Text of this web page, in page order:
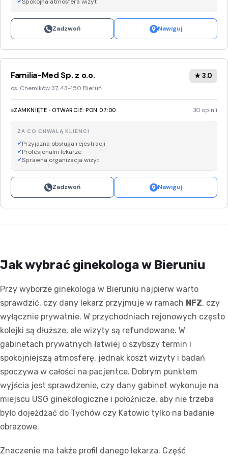
Spokojna atmosfera wizyt
Zadzwoń Nawiguj
Familia-Med Sp. z o.o.
os. Chemików 37, 43-150 Bieruń
★ 3.0
ZAMKNIĘTE · OTWARCIE: PON 07:00 30 opinii
ZA CO CHWALĄ KLIENCI
Przyjazna obsługa rejestracji
Profesjonalni lekarze
Sprawna organizacja wizyt
Zadzwoń Nawiguj
Jak wybrać ginekologa w Bieruniu
Przy wyborze ginekologa w Bieruniu najpierw warto
sprawdzić, czy dany lekarz przyjmuje w ramach NFZ, czy
wyłącznie prywatnie. W przychodniach rejonowych często
kolejki są dłuższe, ale wizyty są refundowane. W
gabinetach prywatnych łatwiej o szybszy termin i
spokojniejszą atmosferę, jednak koszt wizyty i badań
spoczywa w całości na pacjentce. Dobrym punktem
wyjścia jest sprawdzenie, czy dany gabinet wykonuje na
miejscu USG ginekologiczne i położnicze, aby nie trzeba
było dojeżdżać do Tychów czy Katowic tylko na badanie
obrazowe.
Znaczenie ma także profil danego lekarza. Część